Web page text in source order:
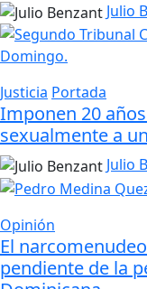
Julio
Justicia Portada
Imponen 20
sexualmente a
Julio
Opinión
El
pendiente de la